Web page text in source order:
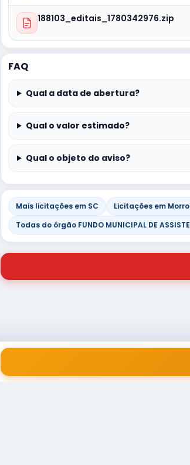
188103_editais_1780342976.zip
FAQ
Qual a data de abertura?
Qual o valor estimado?
Qual o objeto do aviso?
Mais licitações em SC Licitações em
Todas do órgão FUNDO MUNICIPAL DE